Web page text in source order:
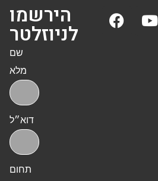
הירשמו
לניוזלטר
שם
מלא
דוא״ל
תחום